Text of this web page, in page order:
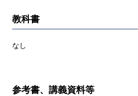
教科書
なし
参考書、講義資料等